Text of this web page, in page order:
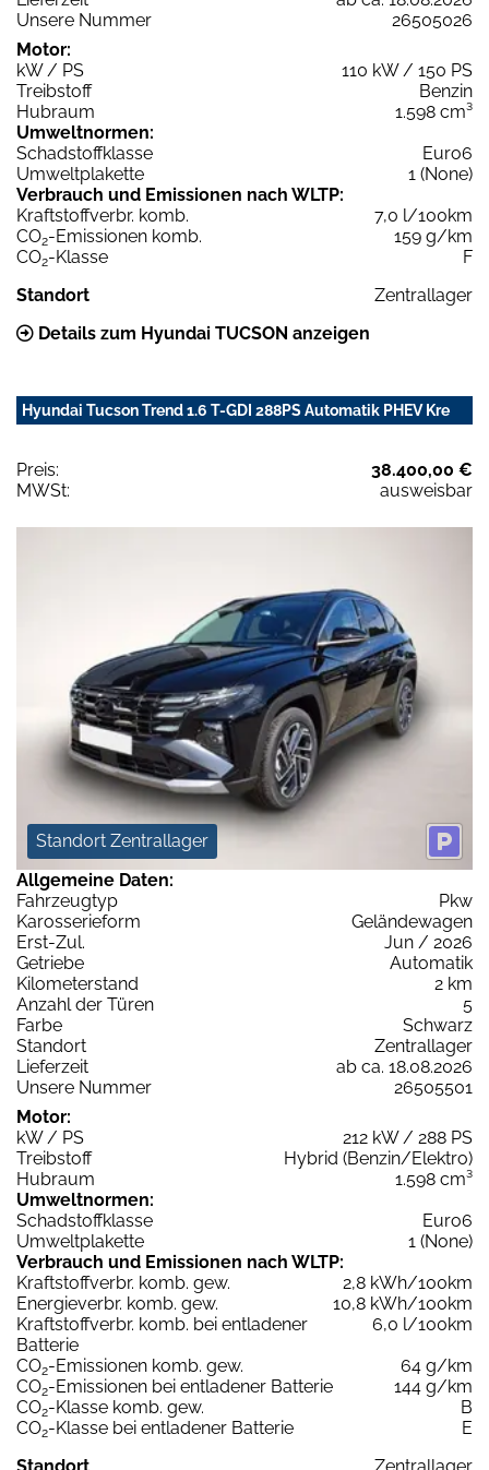
Unsere Nummer
26505026
Motor:
kW / PS
110 kW / 150 PS
Treibstoff
Benzin
Hubraum
1.598 cm³
Umweltnormen:
Schadstoffklasse
Euro6
Umweltplakette
1 (None)
Verbrauch und Emissionen nach WLTP:
Kraftstoffverbr. komb.
7,0 l/100km
CO2-Emissionen komb.
159 g/km
CO2-Klasse
F
Standort
Zentrallager
Details zum Hyundai TUCSON anzeigen
Hyundai Tucson Trend 1.6 T-GDI 288PS Automatik PHEV Kre
Preis:
38.400,00 €
MWSt:
ausweisbar
Standort Zentrallager
Allgemeine Daten:
Fahrzeugtyp
Pkw
Karosserieform
Geländewagen
Erst-Zul.
Jun / 2026
Getriebe
Automatik
Kilometerstand
2 km
Anzahl der Türen
5
Farbe
Schwarz
Standort
Zentrallager
Lieferzeit
ab ca. 18.08.2026
Unsere Nummer
26505501
Motor:
kW / PS
212 kW / 288 PS
Treibstoff
Hybrid (Benzin/Elektro)
Hubraum
1.598 cm³
Umweltnormen:
Schadstoffklasse
Euro6
Umweltplakette
1 (None)
Verbrauch und Emissionen nach WLTP:
Kraftstoffverbr. komb. gew.
2,8 kWh/100km
Energieverbr. komb. gew.
10,8 kWh/100km
Kraftstoffverbr. komb. bei entladener
Batterie
6,0 l/100km
CO2-Emissionen komb. gew.
64 g/km
CO2-Emissionen bei entladener Batterie
144 g/km
CO2-Klasse komb. gew.
B
CO2-Klasse bei entladener Batterie
E
Standort
Zentrallager